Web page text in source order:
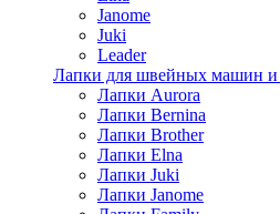
Janome
Juki
Leader
Лапки для швейных машин и
Лапки Aurora
Лапки Bernina
Лапки Brother
Лапки Elna
Лапки Juki
Лапки Janome